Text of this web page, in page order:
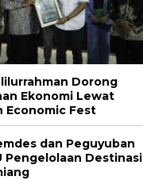
Dorong
Ekonomi Lewat
Economic Fest
dan Peguyuban
Pengelolaan Destinasi